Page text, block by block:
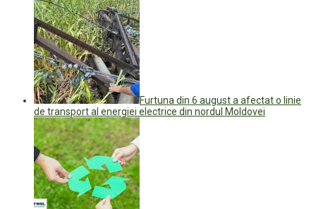
Furtuna din 6 august a afectat o linie
de transport al energiei electrice din nordul Moldovei